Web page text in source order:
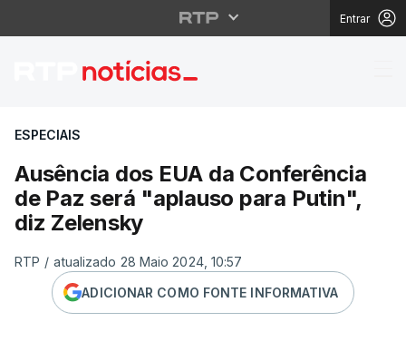
Entrar
Ausência dos EUA
ESPECIAIS
Ausência dos EUA da Conferência
de Paz será "aplauso para Putin",
diz Zelensky
RTP / atualizado 28 Maio 2024, 10:57
ADICIONAR COMO FONTE INFORMATIVA